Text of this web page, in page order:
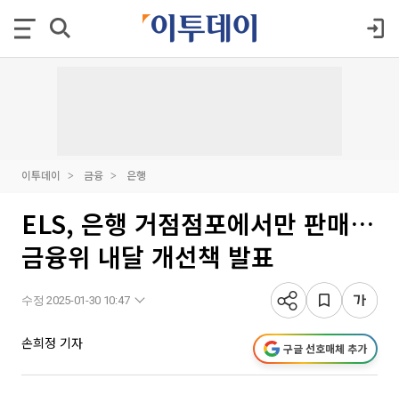
이투데이 금융 은행
ELS, 은행 거점점포에서만 판매…
금융위 내달 개선책 발표
수정 2025-01-30 10:47
손희정 기자 구글 선호매체 추가